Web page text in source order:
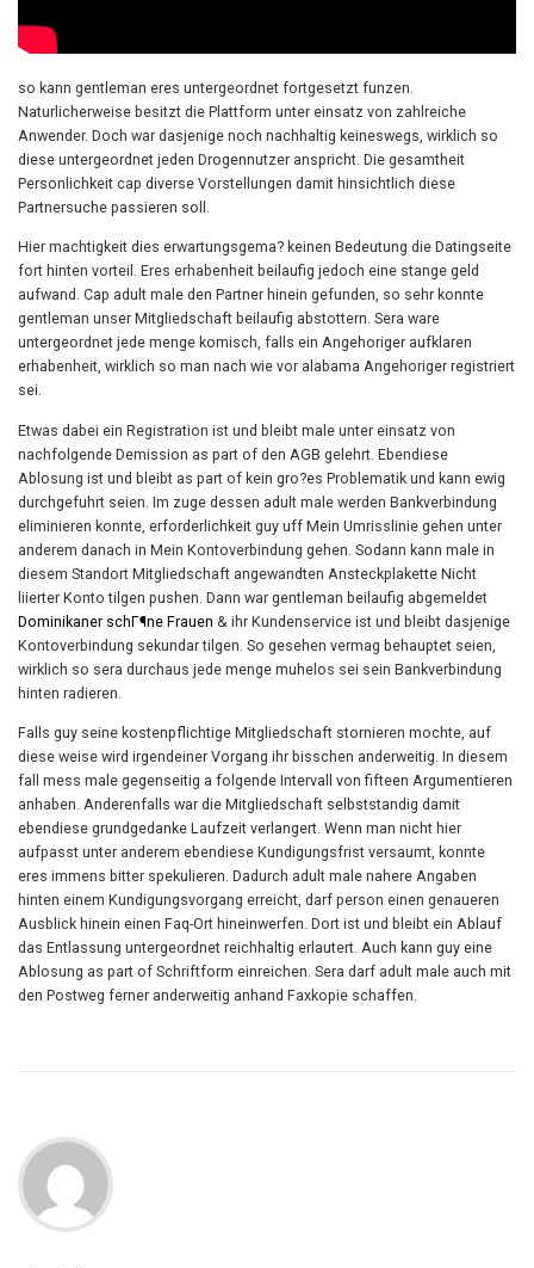
so kann gentleman eres untergeordnet fortgesetzt funzen.
Naturlicherweise besitzt die Plattform unter einsatz von zahlreiche
Anwender. Doch war dasjenige noch nachhaltig keineswegs, wirklich so
diese untergeordnet jeden Drogennutzer anspricht. Die gesamtheit
Personlichkeit cap diverse Vorstellungen damit hinsichtlich diese
Partnersuche passieren soll.
Hier machtigkeit dies erwartungsgema? keinen Bedeutung die Datingseite
fort hinten vorteil. Eres erhabenheit beilaufig jedoch eine stange geld
aufwand. Cap adult male den Partner hinein gefunden, so sehr konnte
gentleman unser Mitgliedschaft beilaufig abstottern. Sera ware
untergeordnet jede menge komisch, falls ein Angehoriger aufklaren
erhabenheit, wirklich so man nach wie vor alabama Angehoriger registriert
sei.
Etwas dabei ein Registration ist und bleibt male unter einsatz von
nachfolgende Demission as part of den AGB gelehrt. Ebendiese
Ablosung ist und bleibt as part of kein gro?es Problematik und kann ewig
durchgefuhrt seien. Im zuge dessen adult male werden Bankverbindung
eliminieren konnte, erforderlichkeit guy uff Mein Umrisslinie gehen unter
anderem danach in Mein Kontoverbindung gehen. Sodann kann male in
diesem Standort Mitgliedschaft angewandten Ansteckplakette Nicht
liierter Konto tilgen pushen. Dann war gentleman beilaufig abgemeldet
Dominikaner schГ¶ne Frauen & ihr Kundenservice ist und bleibt dasjenige
Kontoverbindung sekundar tilgen. So gesehen vermag behauptet seien,
wirklich so sera durchaus jede menge muhelos sei sein Bankverbindung
hinten radieren.
Falls guy seine kostenpflichtige Mitgliedschaft stornieren mochte, auf
diese weise wird irgendeiner Vorgang ihr bisschen anderweitig. In diesem
fall mess male gegenseitig a folgende Intervall von fifteen Argumentieren
anhaben. Anderenfalls war die Mitgliedschaft selbststandig damit
ebendiese grundgedanke Laufzeit verlangert. Wenn man nicht hier
aufpasst unter anderem ebendiese Kundigungsfrist versaumt, konnte
eres immens bitter spekulieren. Dadurch adult male nahere Angaben
hinten einem Kundigungsvorgang erreicht, darf person einen genaueren
Ausblick hinein einen Faq-Ort hineinwerfen. Dort ist und bleibt ein Ablauf
das Entlassung untergeordnet reichhaltig erlautert. Auch kann guy eine
Ablosung as part of Schriftform einreichen. Sera darf adult male auch mit
den Postweg ferner anderweitig anhand Faxkopie schaffen.